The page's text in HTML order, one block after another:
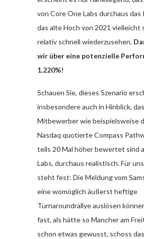
von Core One Labs durchaus das
das alte Hoch von 2021 vielleicht
relativ schnell wiederzusehen.
wir über eine potenzielle
1.220%!
Schauen Sie, dieses Szenario
insbesondere auch in Hinblick,
Mitbewerber wie beispielsweise
Nasdaq quotierte Compass
teils 20 Mal höher bewertet sind
Labs, durchaus realistisch. Für
steht fest: Die Meldung vom
eine womöglich äußerst heftige
Turnaroundrallye auslösen
fast, als hätte so Mancher am
schon etwas gewusst, schoss